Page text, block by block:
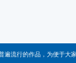
遍流行的作品，为便于大